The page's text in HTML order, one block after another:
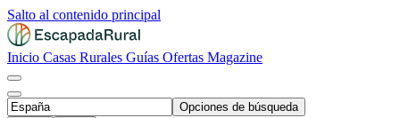
Salto al contenido principal
Inicio Casas Rurales Guías Ofertas Magazine
Opciones de búsqueda